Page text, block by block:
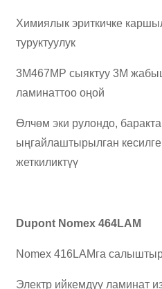
Химиялык эриткичке
туруктуулук
3M467MP сыяктуу 3M
ламинаттоо оңой
Өлчөм эки рулондо,
ыңгайлаштырылган
жеткиликтүү
Dupont Nomex 464LAM
Nomex 416LAMга
Электр ийкемдүү ламинат